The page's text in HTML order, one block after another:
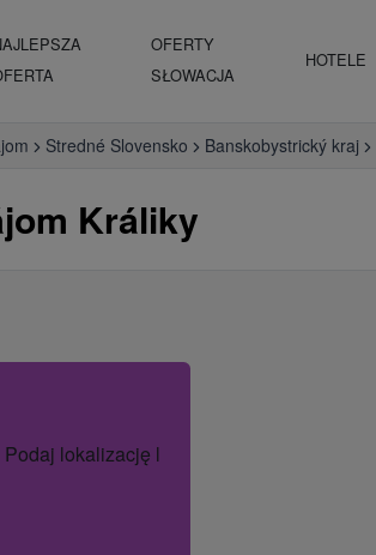
OFERTY
SŁOWACJA
HOTELE
Stredné Slovensko Banskobystrický kraj
Králiky
lokalizację lub nazwę hotelu.